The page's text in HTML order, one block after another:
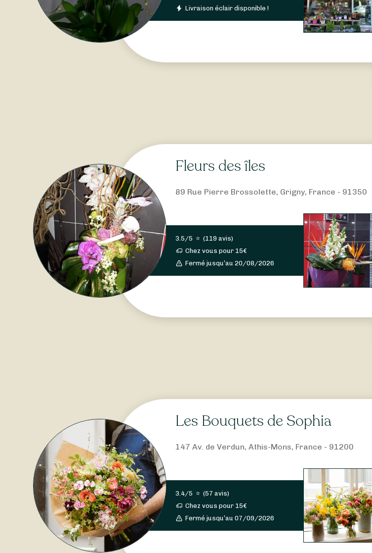
Livraison éclair disponible !
Fleurs des îles
89 Rue Pierre Brossolette, Grigny, France - 91350
3.5/5 ⭐ (119 avis)
Chez vous pour 15€
Fermé jusqu’au 20/08/2026
Les Bouquets de Sophia
147 Av. de Verdun, Athis-Mons, France - 91200
3.4/5 ⭐ (57 avis)
Chez vous pour 15€
Fermé jusqu’au 07/09/2026